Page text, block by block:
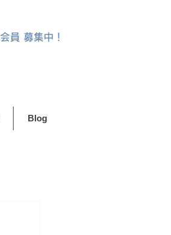
会員 募集中！
Blog